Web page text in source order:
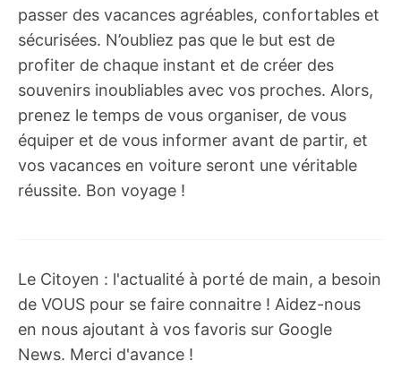
passer des vacances agréables, confortables et
sécurisées. N’oubliez pas que le but est de
profiter de chaque instant et de créer des
souvenirs inoubliables avec vos proches. Alors,
prenez le temps de vous organiser, de vous
équiper et de vous informer avant de partir, et
vos vacances en voiture seront une véritable
réussite. Bon voyage !
Le Citoyen : l'actualité à porté de main, a besoin
de VOUS pour se faire connaitre ! Aidez-nous
en nous ajoutant à vos favoris sur Google
News. Merci d'avance !